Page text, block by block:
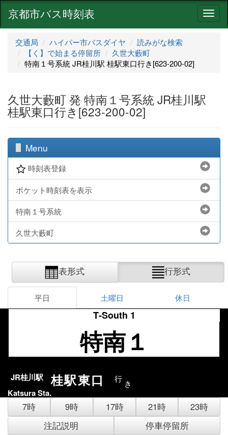
ナ
ビ
京都市バス時刻表
交通局 ハイパー市バスダイヤ
読みがな検索
【く】で始まる停留所
久世大藪町
特南１号系統 JR桂川駅 桂駅東口行き[623-200-02]
久世大藪町 発 特南１号系統 JR桂川駅
桂駅東口行き[623-200-02]
Menu
時刻表登録
ポケット時刻表を表示
特南１号系統
久世大藪町
表形式 行形式
平日 土曜日 休日
T‐South 1
特南１
JR桂川駅 桂駅東口 行 き
Katsura Sta.
7時 9時 17時 21時
23時
注記説明
停車停留所